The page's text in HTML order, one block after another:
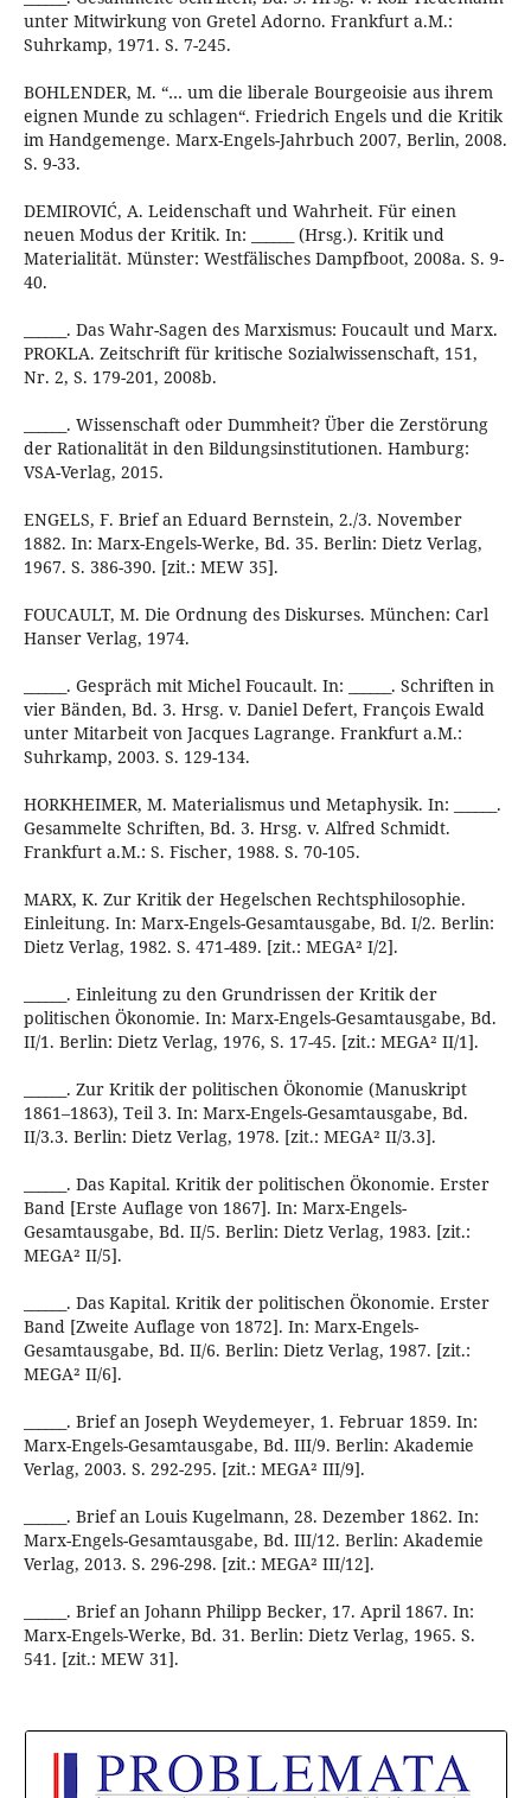
unter Mitwirkung von Gretel Adorno. Frankfurt a.M.:
Suhrkamp, 1971. S. 7-245.
BOHLENDER, M. “… um die liberale Bourgeoisie aus ihrem
eignen Munde zu schlagen“. Friedrich Engels und die Kritik
im Handgemenge. Marx-Engels-Jahrbuch 2007, Berlin, 2008.
S. 9-33.
DEMIROVIĆ, A. Leidenschaft und Wahrheit. Für einen
neuen Modus der Kritik. In: ______ (Hrsg.). Kritik und
Materialität. Münster: Westfälisches Dampfboot, 2008a. S. 9-
40.
______. Das Wahr-Sagen des Marxismus: Foucault und Marx.
PROKLA. Zeitschrift für kritische Sozialwissenschaft, 151,
Nr. 2, S. 179-201, 2008b.
______. Wissenschaft oder Dummheit? Über die Zerstörung
der Rationalität in den Bildungsinstitutionen. Hamburg:
VSA-Verlag, 2015.
ENGELS, F. Brief an Eduard Bernstein, 2./3. November
1882. In: Marx-Engels-Werke, Bd. 35. Berlin: Dietz Verlag,
1967. S. 386-390. [zit.: MEW 35].
FOUCAULT, M. Die Ordnung des Diskurses. München: Carl
Hanser Verlag, 1974.
______. Gespräch mit Michel Foucault. In: ______. Schriften in
vier Bänden, Bd. 3. Hrsg. v. Daniel Defert, François Ewald
unter Mitarbeit von Jacques Lagrange. Frankfurt a.M.:
Suhrkamp, 2003. S. 129-134.
HORKHEIMER, M. Materialismus und Metaphysik. In: ______.
Gesammelte Schriften, Bd. 3. Hrsg. v. Alfred Schmidt.
Frankfurt a.M.: S. Fischer, 1988. S. 70-105.
MARX, K. Zur Kritik der Hegelschen Rechtsphilosophie.
Einleitung. In: Marx-Engels-Gesamtausgabe, Bd. I/2. Berlin:
Dietz Verlag, 1982. S. 471-489. [zit.: MEGA² I/2].
______. Einleitung zu den Grundrissen der Kritik der
politischen Ökonomie. In: Marx-Engels-Gesamtausgabe, Bd.
II/1. Berlin: Dietz Verlag, 1976, S. 17-45. [zit.: MEGA² II/1].
______. Zur Kritik der politischen Ökonomie (Manuskript
1861–1863), Teil 3. In: Marx-Engels-Gesamtausgabe, Bd.
II/3.3. Berlin: Dietz Verlag, 1978. [zit.: MEGA² II/3.3].
______. Das Kapital. Kritik der politischen Ökonomie. Erster
Band [Erste Auflage von 1867]. In: Marx-Engels-
Gesamtausgabe, Bd. II/5. Berlin: Dietz Verlag, 1983. [zit.:
MEGA² II/5].
______. Das Kapital. Kritik der politischen Ökonomie. Erster
Band [Zweite Auflage von 1872]. In: Marx-Engels-
Gesamtausgabe, Bd. II/6. Berlin: Dietz Verlag, 1987. [zit.:
MEGA² II/6].
______. Brief an Joseph Weydemeyer, 1. Februar 1859. In:
Marx-Engels-Gesamtausgabe, Bd. III/9. Berlin: Akademie
Verlag, 2003. S. 292-295. [zit.: MEGA² III/9].
______. Brief an Louis Kugelmann, 28. Dezember 1862. In:
Marx-Engels-Gesamtausgabe, Bd. III/12. Berlin: Akademie
Verlag, 2013. S. 296-298. [zit.: MEGA² III/12].
______. Brief an Johann Philipp Becker, 17. April 1867. In:
Marx-Engels-Werke, Bd. 31. Berlin: Dietz Verlag, 1965. S.
541. [zit.: MEW 31].